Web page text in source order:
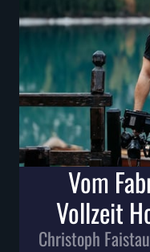
Vom
Vollzeit
Christoph